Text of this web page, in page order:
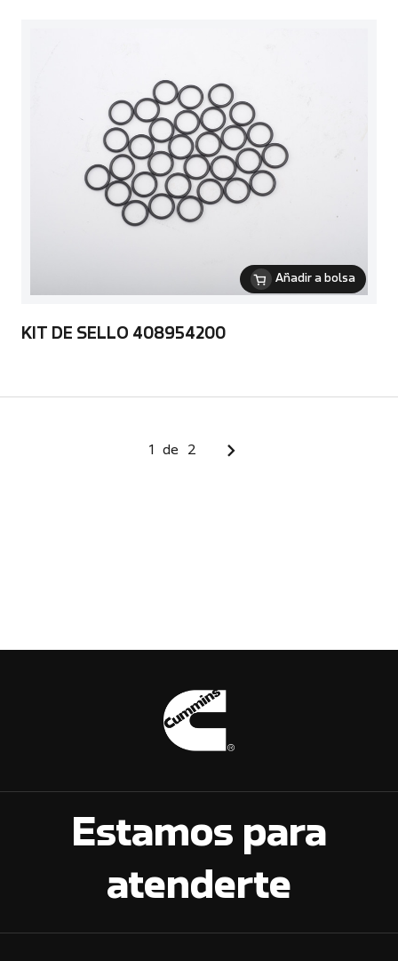
Añadir a bolsa
KIT DE SELLO 408954200
1 de 2
Estamos para
atenderte